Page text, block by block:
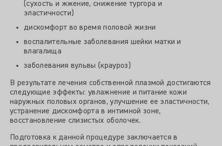
(сухость и жжение, снижение тургора и
эластичности)
дискомфорт во время половой жизни
воспалительные заболевания шейки матки и
влагалища
заболевания вульвы (крауроз)
В результате лечения собственной плазмой достигаются
следующие эффекты: увлажнение и питание кожи
наружных половых органов, улучшение ее эластичности,
устранение дискомфорта в интимной зоне,
восстановление слизистых оболочек.
Подготовка к данной процедуре заключается в